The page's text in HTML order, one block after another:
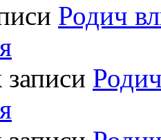
Родич
записи